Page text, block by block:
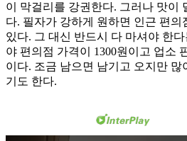
이 막걸리를 강권한다. 그러나 맛이
다. 필자가 강하게 원하면 인근 편의
있다. 그 대신 반드시 다 마셔야 한
야 편의점 가격이 1300원이고 업소
이다. 조금 남으면 남기고 오지만 많
기도 한다.